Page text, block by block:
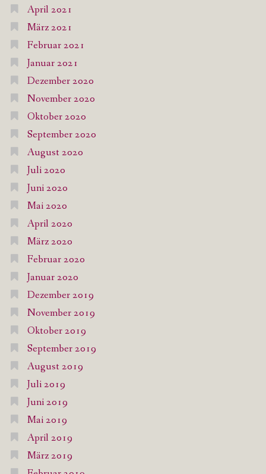
April 2021
März 2021
Februar 2021
Januar 2021
Dezember 2020
November 2020
Oktober 2020
September 2020
August 2020
Juli 2020
Juni 2020
Mai 2020
April 2020
März 2020
Februar 2020
Januar 2020
Dezember 2019
November 2019
Oktober 2019
September 2019
August 2019
Juli 2019
Juni 2019
Mai 2019
April 2019
März 2019